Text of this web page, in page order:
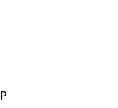
₽